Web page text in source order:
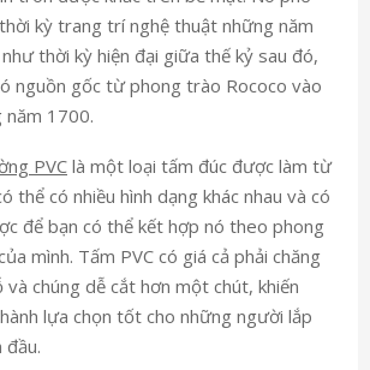
kỳ trang trí nghệ thuật những năm
thời kỳ hiện đại giữa thế kỷ sau đó,
nguồn gốc từ phong trào Rococo vào
năm 1700.
PVClà một loại tấm đúc được làm từ
thể có nhiều hình dạng khác nhau và có
để bạn có thể kết hợp nó theo phong
mình. Tấm PVC có giá cả phải chăng
chúng dễ cắt hơn một chút, khiến
lựa chọn tốt cho những người lắp
đầu.